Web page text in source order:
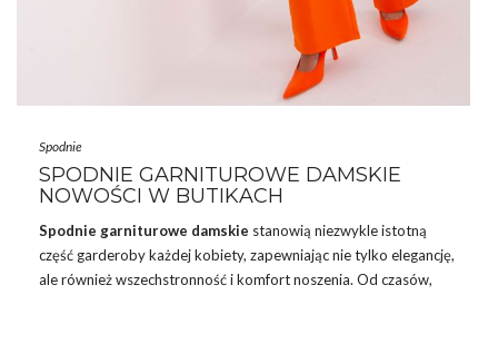
Spodnie
SPODNIE GARNITUROWE DAMSKIE
NOWOŚCI W BUTIKACH
Spodnie garniturowe damskie stanowią niezwykle istotną
część garderoby każdej kobiety, zapewniając nie tylko elegancję,
ale również wszechstronność i komfort noszenia. Od czasów,